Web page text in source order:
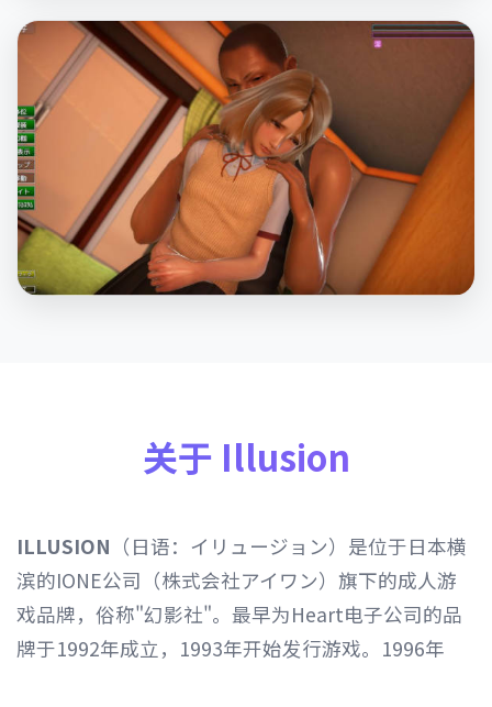
关于 Illusion
ILLUSION （日语：イリュージョン）是位于日本横
滨的IONE公司（株式会社アイワン）旗下的成人游
戏品牌，俗称"幻影社"。最早为Heart电子公司的品
牌于1992年成立，1993年开始发行游戏。1996年